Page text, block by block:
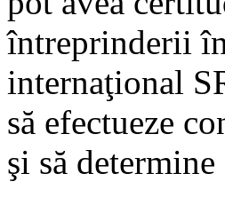
întreprinderii
internaţional
să efectueze
şi să